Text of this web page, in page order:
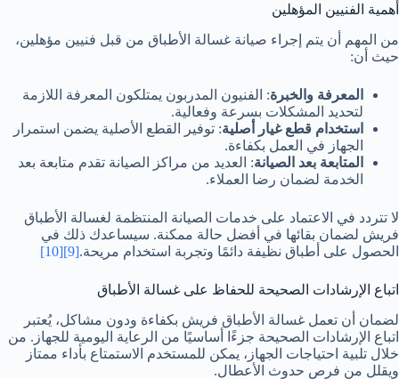
أهمية الفنيين المؤهلين
من المهم أن يتم إجراء صيانة غسالة الأطباق من قبل فنيين مؤهلين،
حيث أن:
المعرفة والخبرة: الفنيون المدربون يمتلكون المعرفة اللازمة
لتحديد المشكلات بسرعة وفعالية.
استخدام قطع غيار أصلية: توفير القطع الأصلية يضمن استمرار
الجهاز في العمل بكفاءة.
المتابعة بعد الصيانة: العديد من مراكز الصيانة تقدم متابعة بعد
الخدمة لضمان رضا العملاء.
لا تتردد في الاعتماد على خدمات الصيانة المنتظمة لغسالة الأطباق
فريش لضمان بقائها في أفضل حالة ممكنة. سيساعدك ذلك في
الحصول على أطباق نظيفة دائمًا وتجربة استخدام مريحة.[9]
[10]
اتباع الإرشادات الصحيحة للحفاظ على غسالة الأطباق
لضمان أن تعمل غسالة الأطباق فريش بكفاءة ودون مشاكل، يُعتبر
اتباع الإرشادات الصحيحة جزءًا أساسيًا من الرعاية اليومية للجهاز. من
خلال تلبية احتياجات الجهاز، يمكن للمستخدم الاستمتاع بأداء ممتاز
ويقلل من فرص حدوث الأعطال.